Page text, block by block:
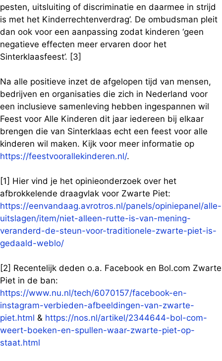
pesten, uitsluiting of discriminatie en daarmee in strijd
is met het Kinderrechtenverdrag’. De ombudsman pleit
dan ook voor een aanpassing zodat kinderen ‘geen
negatieve effecten meer ervaren door het
Sinterklaasfeest’. [3]
Na alle positieve inzet de afgelopen tijd van mensen,
bedrijven en organisaties die zich in Nederland voor
een inclusieve samenleving hebben ingespannen wil
Feest voor Alle Kinderen dit jaar iedereen bij elkaar
brengen die van Sinterklaas echt een feest voor alle
kinderen wil maken. Kijk voor meer informatie op
https://feestvoorallekinderen.nl/.
[1] Hier vind je het opinieonderzoek over het
afbrokkelende draagvlak voor Zwarte Piet:
https://eenvandaag.avrotros.nl/panels/opiniepanel/alle-
uitslagen/item/niet-alleen-rutte-is-van-mening-
veranderd-de-steun-voor-traditionele-zwarte-piet-is-
gedaald-weblo/
[2] Recentelijk deden o.a. Facebook en Bol.com Zwarte
Piet in de ban:
https://www.nu.nl/tech/6070157/facebook-en-
instagram-verbieden-afbeeldingen-van-zwarte-
piet.html & https://nos.nl/artikel/2344644-bol-com-
weert-boeken-en-spullen-waar-zwarte-piet-op-
staat.html